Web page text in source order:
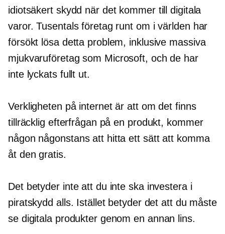
idiotsäkert skydd när det kommer till digitala
varor. Tusentals företag runt om i världen har
försökt lösa detta problem, inklusive massiva
mjukvaruföretag som Microsoft, och de har
inte lyckats fullt ut.
Verkligheten på internet är att om det finns
tillräcklig efterfrågan på en produkt, kommer
någon någonstans att hitta ett sätt att komma
åt den gratis.
Det betyder inte att du inte ska investera i
piratskydd alls. Istället betyder det att du måste
se digitala produkter genom en annan lins.